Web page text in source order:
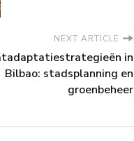
NEXT ARTICLE
in
Bilbao: stadsplanning en
groenbeheer